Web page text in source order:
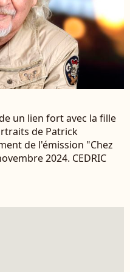
un lien fort avec la fille
de Patrick
de l'émission "Chez
2024. CEDRIC